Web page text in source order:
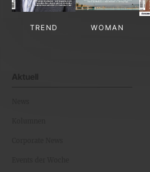
TREND WOMAN